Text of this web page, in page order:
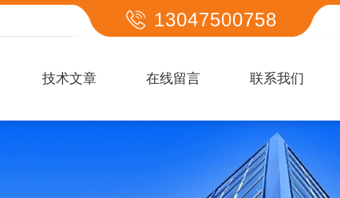
13047500758
技术文章 在线留言 联系我们